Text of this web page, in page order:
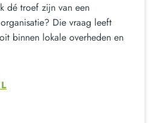
dé troef zijn van een
Die vraag leeft
binnen lokale overheden en